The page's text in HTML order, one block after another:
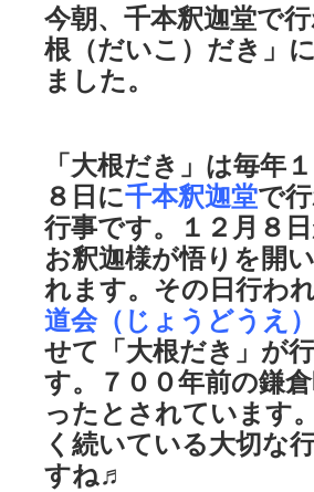
今朝、千本釈迦堂で
根（だいこ）だき」
ました。
「大根だき」は毎年
８日に千本釈迦堂で
行事です。１２月８
お釈迦様が悟りを開
れます。その日行わ
道会（じょうどうえ）
せて「大根だき」が
す。７００年前の鎌
ったとされています
く続いている大切な
すね♬